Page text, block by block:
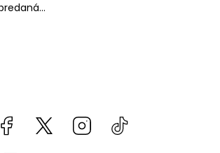
Facebook kzifcak85131Instagram